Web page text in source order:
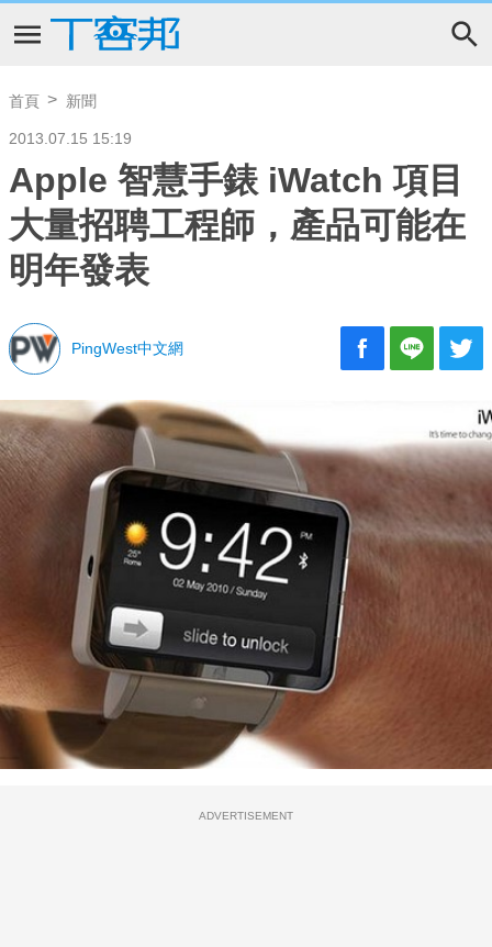
首頁 新聞
2013.07.15 15:19
Apple 智慧手錶 iWatch 項目
大量招聘工程師，產品可能在
明年發表
PingWest中文網
ADVERTISEMENT